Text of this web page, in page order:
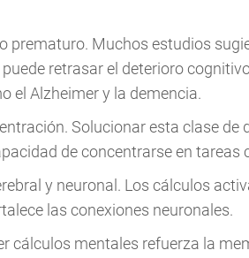
prematuro. Muchos estudios
retrasar el deterioro
el Alzheimer y la demencia.
Solucionar esta clase
de concentrarse en
y neuronal. Los cálculos
las conexiones neuronales.
cálculos mentales refuerza la